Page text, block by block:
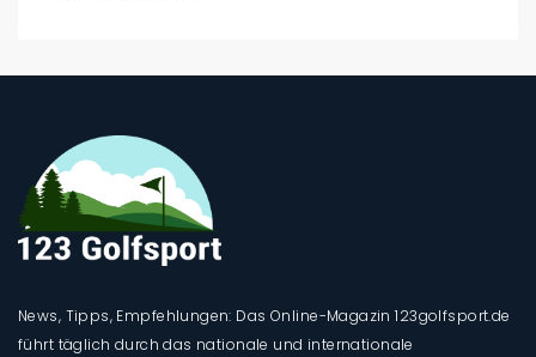
News, Tipps, Empfehlungen: Das Online-Magazin 123golfsport.de
führt täglich durch das nationale und internationale